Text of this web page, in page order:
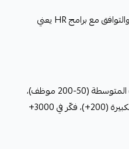
نظام حضور احترافي بسعر معقول. سعة 1500 وجه كافية لسنوات من النمو، والتوافق مع برامج HR يعني
للشركات الصغيرة (10-50 موظف)، جهاز بسعة 300-500 وجه كافٍ. للشركات المتوسطة (50-200 موظف)،
سعة 1500+ مثل MB20-VL ضرورية مع مراعاة النمو المستقبلي. للشركات الكبيرة (200+)، فكّر في 3000+